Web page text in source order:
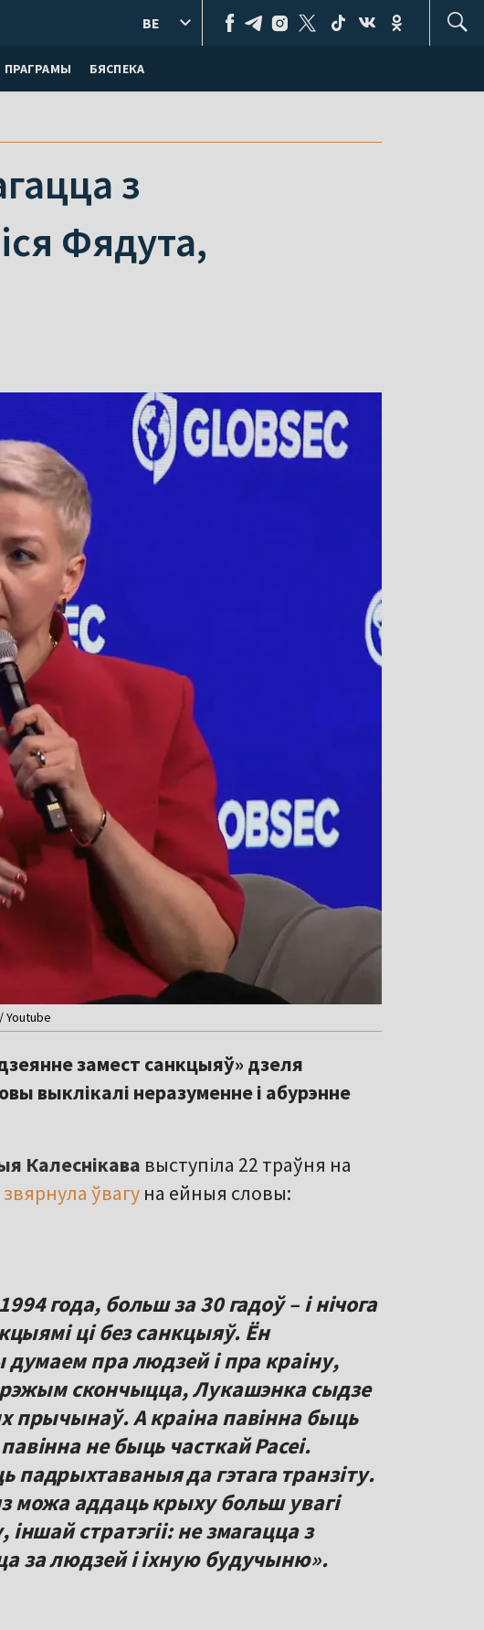
ПРАГРАМЫ БЯСПЕКА
BE
з
Фядута,
Youtube
замест санкцыяў» дзеля
выклікалі неразуменне і абурэнне
Калеснікава выступіла 22 траўня на
звярнула ўвагу на ейныя словы:
года, больш за 30 гадоў – і нічога
ці без санкцыяў. Ён
думаем пра людзей і пра краіну,
рэжым скончыцца, Лукашэнка сыдзе
прычынаў. А краіна павінна быць
не быць часткай Расеі.
падрыхтаваныя да гэтага транзіту.
можа аддаць крыху больш увагі
стратэгіі: не змагацца з
за людзей і іхную будучыню».